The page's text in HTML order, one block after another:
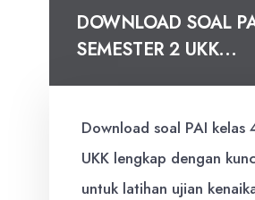
DOWNLOAD SOAL
SEMESTER 2 UKK...
Download soal PAI kelas
UKK lengkap dengan
untuk latihan ujian